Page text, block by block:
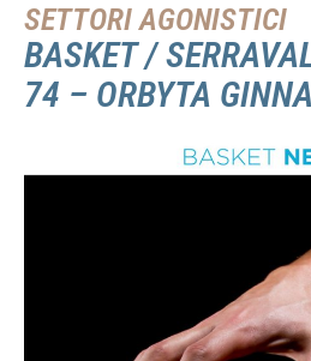
SETTORI AGONISTICI
BASKET /
74 – ORBYTA